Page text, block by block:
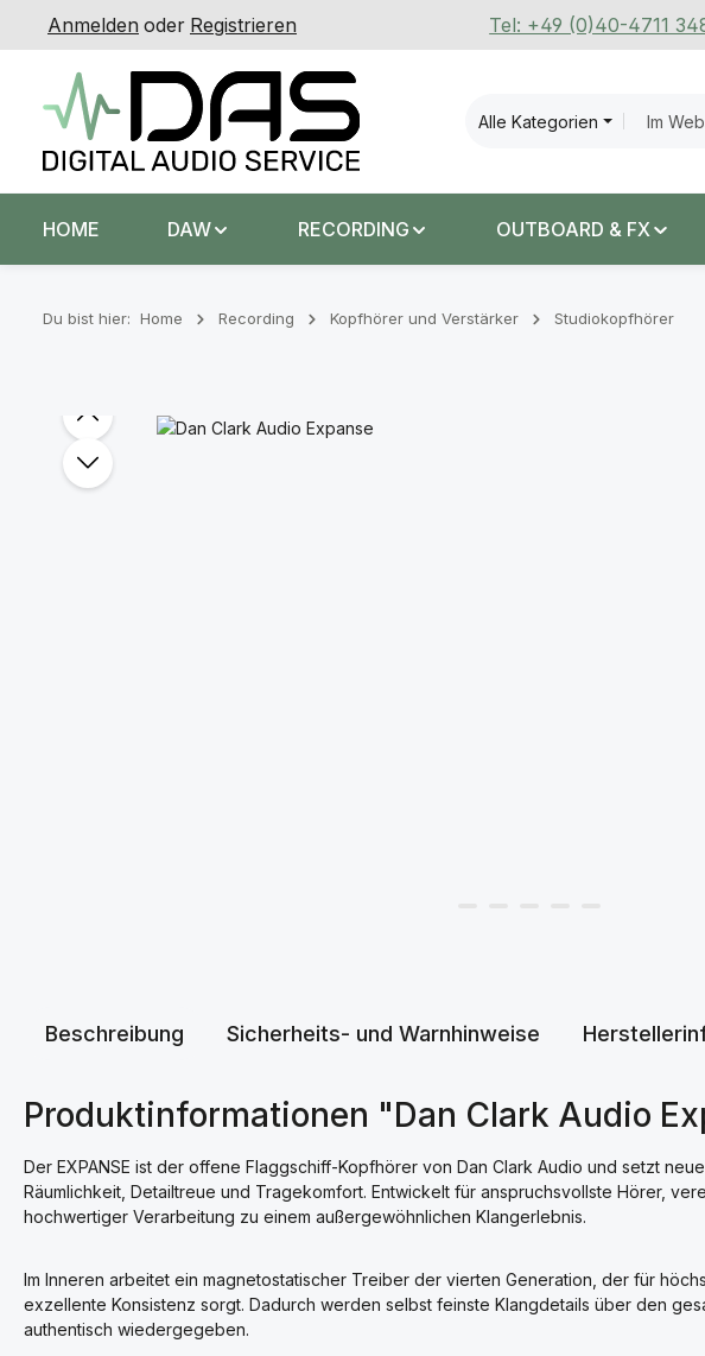
Hauptinhalt springen
Zur Suche springen
Zur Hauptnavigation springen
Anmelden oder Registrieren Tel: +49 (0)40-4711
Alle Kategorien
HOME DAW RECORDING OUTBOARD & FX
Du bist hier: Home Recording Kopfhörer und Verstärker Studiokopfhörer
Bildergalerie überspringen
Beschreibung Sicherheits- und Warnhinweise
Produktinformationen "Dan Clark Audio
Der EXPANSE ist der offene Flaggschiff-Kopfhörer von Dan Clark Audio und setzt
Räumlichkeit, Detailtreue und Tragekomfort. Entwickelt für anspruchsvollste Hörer,
hochwertiger Verarbeitung zu einem außergewöhnlichen Klangerlebnis.
Im Inneren arbeitet ein magnetostatischer Treiber der vierten Generation, der für
exzellente Konsistenz sorgt. Dadurch werden selbst feinste Klangdetails über den
authentisch wiedergegeben.